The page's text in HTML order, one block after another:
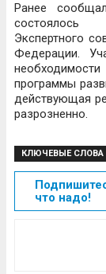
Ранее
состоялось
Экспертного
Федерации.
программы
действующая
разрозненно.
КЛЮЧЕВЫЕ СЛОВА
что надо!